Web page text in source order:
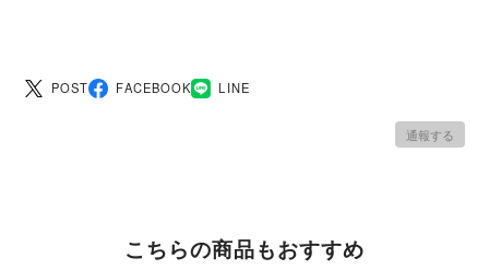
POST FACEBOOK LINE
通報する
こちらの商品もおすすめ